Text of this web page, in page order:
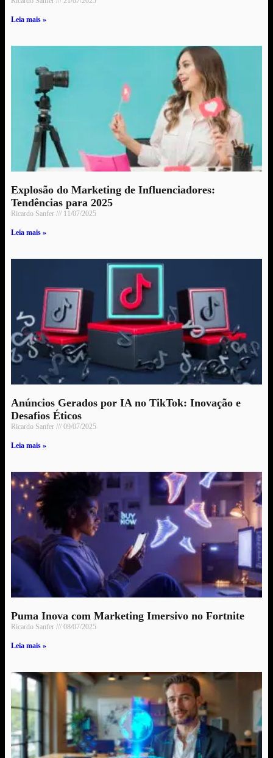
Leia mais »
Explosão do Marketing de Influenciadores:
Tendências para 2025
Ricardo Sanfer 11/07/2025
Leia mais »
Anúncios Gerados por IA no TikTok: Inovação e
Desafios Éticos
Ricardo Sanfer 09/07/2025
Leia mais »
Puma Inova com Marketing Imersivo no Fortnite
Ricardo Sanfer 08/07/2025
Leia mais »